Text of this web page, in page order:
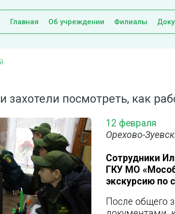
Главная Об учреждении Филиалы
захотели посмотреть, как
12 февраля
Орехово-
Сотрудники
ГКУ МО
экскурсию по
После общего